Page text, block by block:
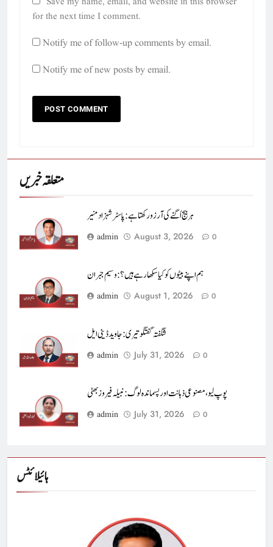
ہائیلائٹس
for the next time I comment.
Notify me of follow-up comments by email.
Notify me of new posts by email.
متعلقہ خبریں
ہر بیج اُگنے کی آرزو رکھتا ہے : پاسٹر شہزاد منیر
admin August 3, 2026 0
ہم اپنے بیٹوں کو کیا سکھا رہے ہیں؟ : وسیم جبران
admin August 1, 2026 0
شگفتہ گفتگو تیری : جاوید ڈینی ایل
admin July 31, 2026 0
پوپ لیو،مصنوعی ذہانت اور پسماندہ لوگ : نبیلہ فیروز بھٹی
admin July 31, 2026 0